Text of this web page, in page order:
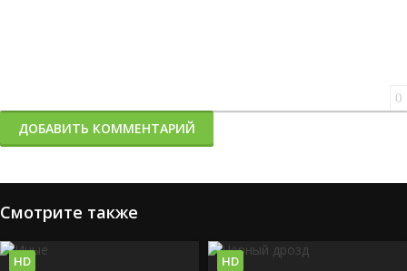
0
ДОБАВИТЬ КОММЕНТАРИЙ
Смотрите также
HD HD